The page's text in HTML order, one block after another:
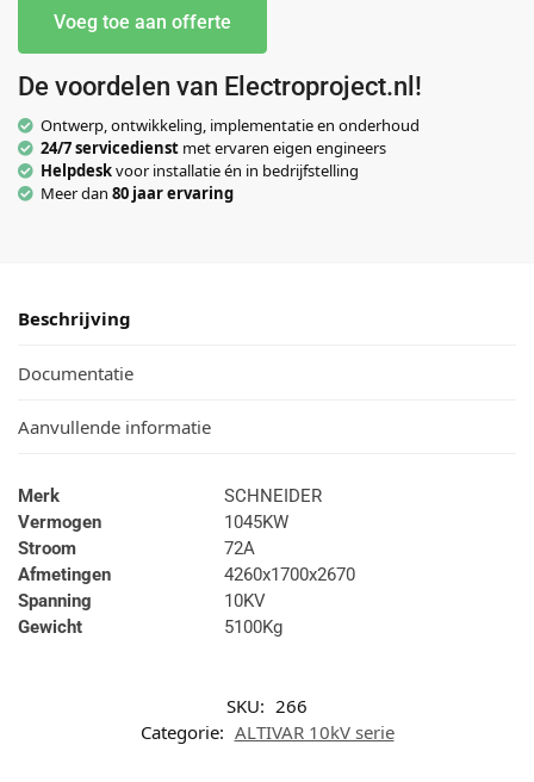
Voeg toe aan offerte
De voordelen van Electroproject.nl!
Ontwerp, ontwikkeling, implementatie en onderhoud
24/7 servicedienst met ervaren eigen engineers
Helpdeskvoor installatie én in bedrijfstelling
Meer dan 80 jaar ervaring
Beschrijving
Documentatie
Aanvullende informatie
Merk
SCHNEIDER
Vermogen
1045KW
Stroom
72A
Afmetingen
4260x1700x2670
Spanning
10KV
Gewicht
5100Kg
SKU: 266
Categorie: ALTIVAR 10kV serie